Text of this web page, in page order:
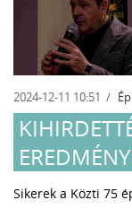
2024-12-11 10:51
Sikerek a Közti 75